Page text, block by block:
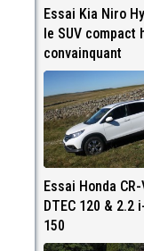
Essai Kia Niro
le SUV compact
convainquant
Essai Honda
DTEC 120 & 2.2
150